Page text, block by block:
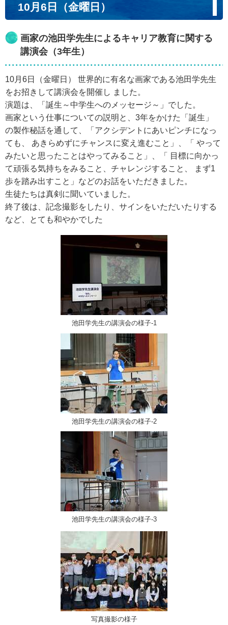
10月6日（金曜日）
画家の池田学先生によるキャリア教育に関する
講演会（3年生）
10月6日（金曜日） 世界的に有名な画家である池田学先生
をお招きして講演会を開催し ました。
演題は、「誕生～中学生へのメッセージ～」でした。
画家という仕事についての説明と、3年をかけた「誕生」
の製作秘話を通して、「アクシデントにあいピンチになっ
ても、 あきらめずにチャンスに変え進むこと」、「 やって
みたいと思ったことはやってみること」、「 目標に向かっ
て頑張る気持ちをみること、チャレンジすること、 まず1
歩を踏み出すこと」などのお話をいただきました。
生徒たちは真剣に聞いていました。
終了後は、記念撮影をしたり、サインをいただいたりする
など、とても和やかでした
池田学先生の講演会の様子-1
池田学先生の講演会の様子-2
池田学先生の講演会の様子-3
写真撮影の様子